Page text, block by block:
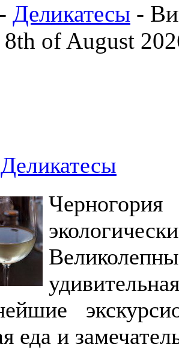
- Деликатесы -
8th of August
Деликатесы
еда и